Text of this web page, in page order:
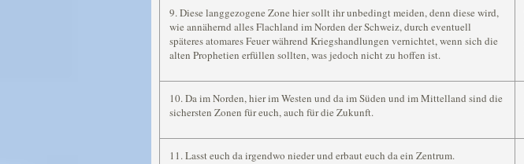
9. Diese langgezogene Zone hier sollt ihr unbedingt meiden, denn diese wird,
wie annähernd alles Flachland im Norden der Schweiz, durch eventuell
späteres atomares Feuer während Kriegshandlungen vernichtet, wenn sich die
alten Prophetien erfüllen sollten, was jedoch nicht zu hoffen ist.
10. Da im Norden, hier im Westen und da im Süden und im Mittelland sind die
sichersten Zonen für euch, auch für die Zukunft.
11. Lasst euch da irgendwo nieder und erbaut euch da ein Zentrum.